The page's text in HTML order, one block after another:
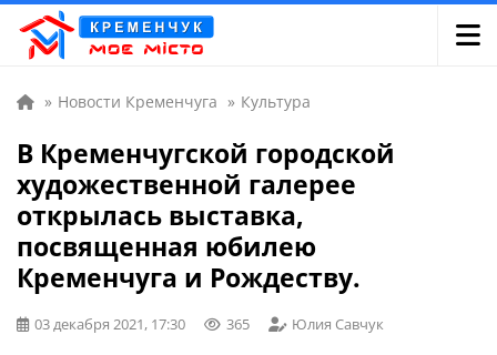
» Новости Кременчуга » Культура
В Кременчугской городской
художественной галерее
открылась выставка,
посвященная юбилею
Кременчуга и Рождеству.
03 декабря 2021, 17:30 365 Юлия Савчук